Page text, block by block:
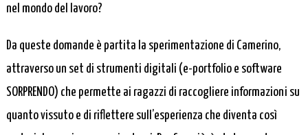
nel mondo del lavoro?
Da queste domande è partita la sperimentazione di Camerino,
attraverso un set di strumenti digitali (e-portfolio e software
SORPRENDO) che permette ai ragazzi di raccogliere informazioni su
quanto vissuto e di riflettere sull’esperienza che diventa così